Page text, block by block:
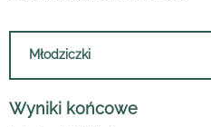
Młodziczki
Wyniki końcowe